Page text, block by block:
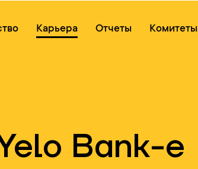
Карьера Отчеты Комитеты
Bank-е